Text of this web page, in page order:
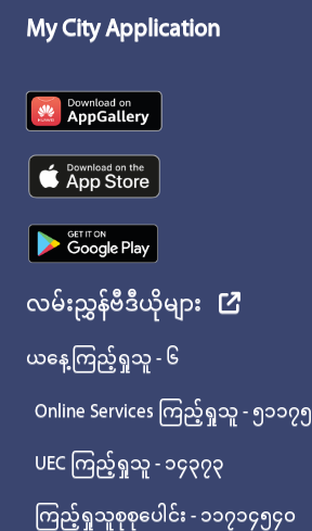
My City Application
လမ်းညွှန်ဗီဒီယိုများ
ယနေ့ကြည့်ရှုသူ - ၆
Online Services ကြည့်ရှုသူ - ၅၁၁၇၅
UEC ကြည့်ရှုသူ - ၁၄၃၇၃
ကြည့်ရှုသူစုစုပေါင်း - ၁၁၇၁၄၅၄၀